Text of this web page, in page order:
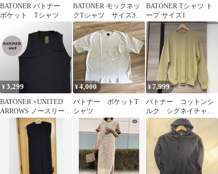
BATONER バトナー
ポケット Tシャツ
BATONER モックネッ
クTシャツ サイズ3
BN-23SM-048
BATONER Tシャツ ト
ープ サイズ1
¥3,299
BATONER ×UNITED
ARROWS ノースリーブ
ブラック F
¥4,000
バトナー ポケットT
シャツ
¥7,999
バトナー コットンシ
ルク シグネイチャー
ニット リブニット
クルーネック